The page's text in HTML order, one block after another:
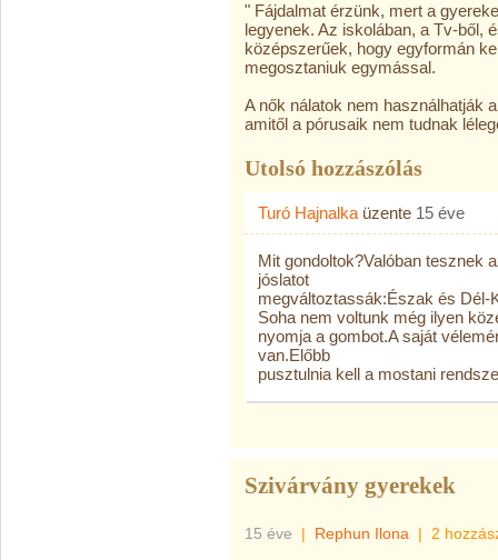
" Fájdalmat érzünk, mert a
legyenek. Az iskolában, a Tv-ből,
középszerűek, hogy egyformán
megosztaniuk egymással.
A nők nálatok nem használhatják
amitől a pórusaik nem tudnak
Utolsó hozzászólás
Turó Hajnalka üzente 15 éve
Mit gondoltok?Valóban tesznek
jóslatot
megváltoztassák:Észak és Dél-
Soha nem voltunk még ilyen
nyomja a gombot.A saját
van.Előbb
pusztulnia kell a mostani
Szivárvány gyerekek
15 éve | Rephun Ilona | 2